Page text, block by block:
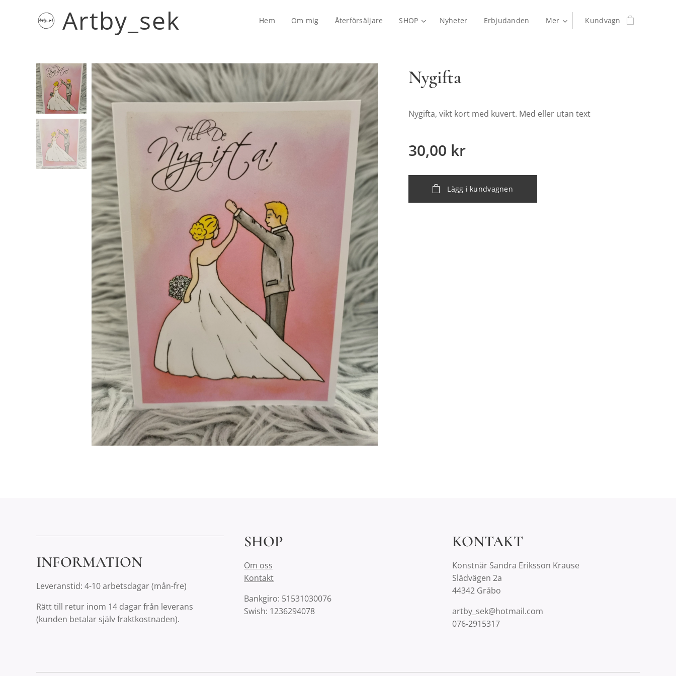
Artby_sek Hem Om mig Återförsäljare SHOP Nyheter Erbjudanden Mer Kundvagn
Nygifta
Nygifta, vikt kort med kuvert. Med eller utan text
30,00 kr
Lägg i kundvagnen
INFORMATION
Leveranstid: 4-10 arbetsdagar (mån-fre)
Rätt till retur inom 14 dagar från leverans
(kunden betalar själv fraktkostnaden).
SHOP
Om oss
Kontakt
Bankgiro: 51531030076
Swish: 1236294078
KONTAKT
Konstnär Sandra Eriksson Krause
Slädvägen 2a
44342 Gråbo
artby_sek@hotmail.com
076-2915317